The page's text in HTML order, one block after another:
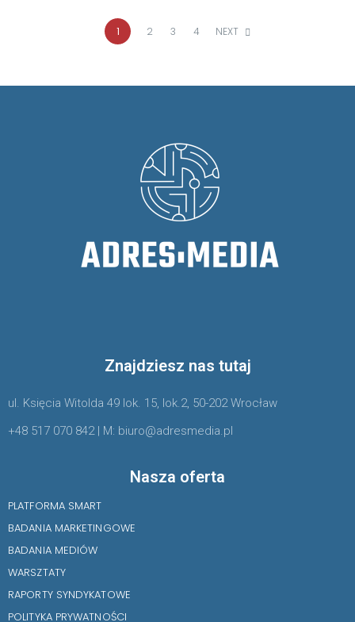
1 2 3 4 NEXT
Znajdziesz nas tutaj
ul. Księcia Witolda 49 lok. 15, lok.2, 50-202 Wrocław
+48 517 070 842 | M: biuro@adresmedia.pl
Nasza oferta
PLATFORMA SMART
BADANIA MARKETINGOWE
BADANIA MEDIÓW
WARSZTATY
RAPORTY SYNDYKATOWE
POLITYKA PRYWATNOŚCI